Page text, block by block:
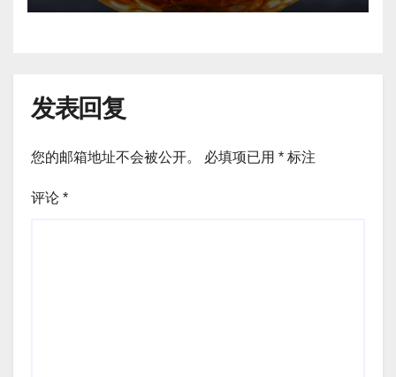
发表回复
您的邮箱地址不会被公开。 必填项已用 * 标注
评论 *